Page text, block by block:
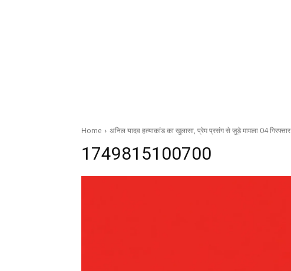
Home अनिल यादव हत्याकांड का खुलासा, प्रेम प्रसंग से जुड़े मामला 04 गिरफ्तार
1749815100700